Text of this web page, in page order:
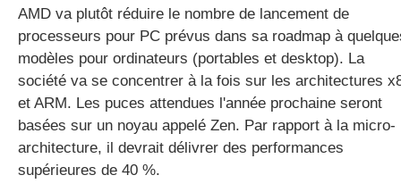
AMD va plutôt réduire le nombre de lancement de
processeurs pour PC prévus dans sa roadmap à
modèles pour ordinateurs (portables et desktop). La
société va se concentrer à la fois sur les architectures
et ARM. Les puces attendues l'année prochaine seront
basées sur un noyau appelé Zen. Par rapport à la micro-
architecture, il devrait délivrer des performances
supérieures de 40 %.